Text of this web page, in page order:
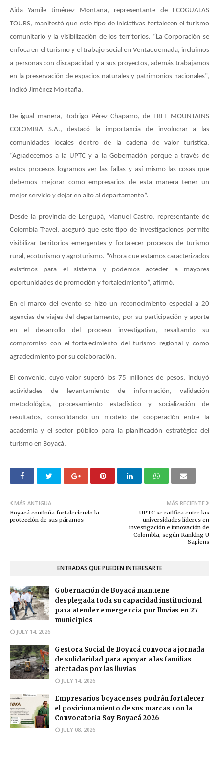
Aida Yamile Jiménez Montaña, representante de ECOGUALAS
TOURS, manifestó que este tipo de iniciativas fortalecen el turismo
comunitario y la visibilización de los territorios. “La Corporación se
enfoca en el turismo y el trabajo social en Ventaquemada, incluimos
a personas con discapacidad y a sus proyectos, además trabajamos
en la preservación de espacios naturales y patrimonios nacionales”,
indicó Jiménez Montaña.
De igual manera, Rodrigo Pérez Chaparro, de FREE MOUNTAINS
COLOMBIA S.A., destacó la importancia de involucrar a las
comunidades locales dentro de la cadena de valor turística.
“Agradecemos a la UPTC y a la Gobernación porque a través de
estos procesos logramos ver las fallas y así mismo las cosas que
debemos mejorar como empresarios de esta manera tener un
mejor servicio y dejar en alto al departamento”.
Desde la provincia de Lengupá, Manuel Castro, representante de
Colombia Travel, aseguró que este tipo de investigaciones permite
visibilizar territorios emergentes y fortalecer procesos de turismo
rural, ecoturismo y agroturismo. “Ahora que estamos caracterizados
existimos para el sistema y podemos acceder a mayores
oportunidades de promoción y fortalecimiento”, afirmó.
En el marco del evento se hizo un reconocimiento especial a 20
agencias de viajes del departamento, por su participación y aporte
en el desarrollo del proceso investigativo, resaltando su
compromiso con el fortalecimiento del turismo regional y como
agradecimiento por su colaboración.
El convenio, cuyo valor superó los 75 millones de pesos, incluyó
actividades de levantamiento de información, validación
metodológica, procesamiento estadístico y socialización de
resultados, consolidando un modelo de cooperación entre la
academia y el sector público para la planificación estratégica del
turismo en Boyacá.
MÁS RECIENTE
UPTC se ratifica entre las
universidades líderes en
investigación e innovación de
Colombia, según Ranking U
Sapiens
MÁS ANTIGUA
Boyacá continúa fortaleciendo la
protección de sus páramos
ENTRADAS QUE PUEDEN INTERESARTE
Gobernación de Boyacá mantiene
desplegada toda su capacidad institucional
para atender emergencia por lluvias en 27
municipios
JULY 14, 2026
Gestora Social de Boyacá convoca a jornada
de solidaridad para apoyar a las familias
afectadas por las lluvias
JULY 14, 2026
Empresarios boyacenses podrán fortalecer
el posicionamiento de sus marcas con la
Convocatoria Soy Boyacá 2026
JULY 08, 2026